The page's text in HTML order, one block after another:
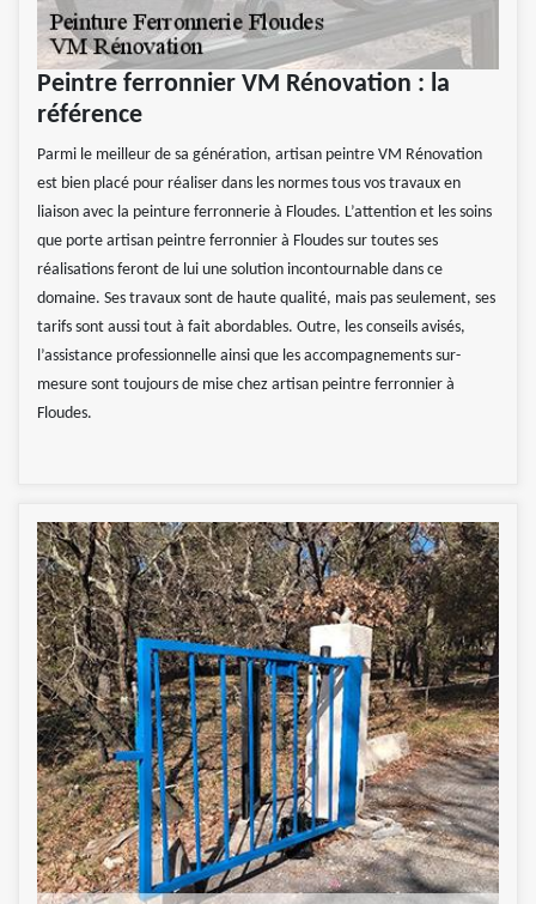
Peintre ferronnier VM Rénovation : la
référence
Parmi le meilleur de sa génération, artisan peintre VM Rénovation
est bien placé pour réaliser dans les normes tous vos travaux en
liaison avec la peinture ferronnerie à Floudes. L’attention et les soins
que porte artisan peintre ferronnier à Floudes sur toutes ses
réalisations feront de lui une solution incontournable dans ce
domaine. Ses travaux sont de haute qualité, mais pas seulement, ses
tarifs sont aussi tout à fait abordables. Outre, les conseils avisés,
l’assistance professionnelle ainsi que les accompagnements sur-
mesure sont toujours de mise chez artisan peintre ferronnier à
Floudes.